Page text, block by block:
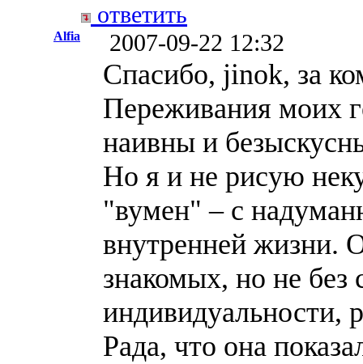
ответить
Alfia 2007-09-22 12:32
Спасибо, jinok, за
Переживания моих
наивны и
Но я и не рисую
"вумен" – с
внутренней жизни.
знакомых, но не
индивидуальности,
Рада, что она